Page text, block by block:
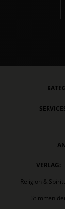
VERLAG:
Religion &
Stimmen